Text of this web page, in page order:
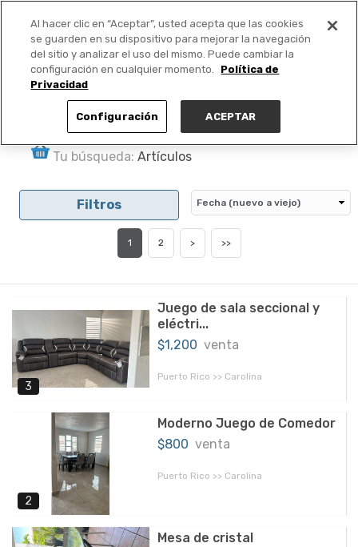
PUBLICA GRATIS +
Tu búsqueda: Artículos
Filtros
1 2 > >>
3
Juego de sala seccional y
eléctri...
$1,200 venta
Puerto Rico >> Carolina
2
Moderno Juego de Comedor
$800 venta
Puerto Rico >> Carolina
Mesa de cristal
Al hacer clic en “Aceptar”, usted acepta que las cookies
se guarden en su dispositivo para mejorar la navegación
del sitio y analizar el uso del mismo. Puede cambiar la
configuración en cualquier momento.
Política de
Privacidad
Configuración ACEPTAR